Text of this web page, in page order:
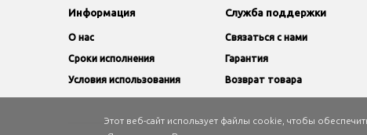
Информация
O нас
Сроки исполнения
Условия использования
Служба поддержки
Связаться с нами
Гарантия
Возврат товара
Этот веб-сайт использует файлы cookie, чтобы